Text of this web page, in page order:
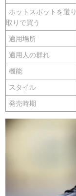
ホットスポットを選り
取りで買う
適用場所
適用人の群れ
機能
スタイル
発売時期